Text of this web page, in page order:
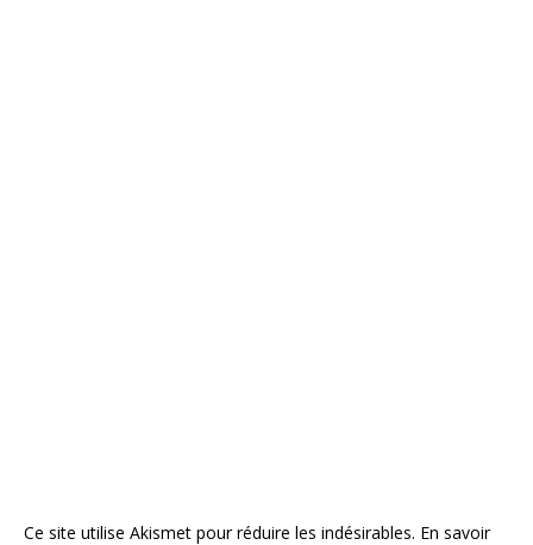
Ce site utilise Akismet pour réduire les indésirables. En savoir